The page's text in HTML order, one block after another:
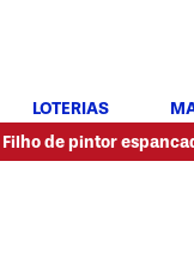
LOTERIAS
espancado até a